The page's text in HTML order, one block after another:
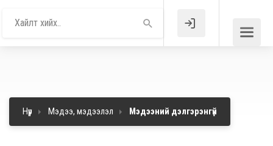
Нүүр Мэдээ, мэдээлэл Мэдээний дэлгэрэнгүй